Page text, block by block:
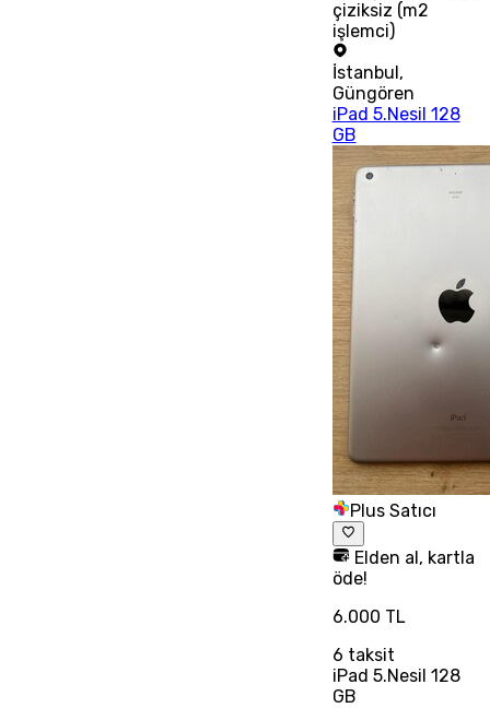
çiziksiz (m2
işlemci)
İstanbul ,
Güngören
iPad 5.Nesil 128
GB
Plus Satıcı
Elden al, kartla
öde!
6.000 TL
6 taksit
iPad 5.Nesil 128
GB